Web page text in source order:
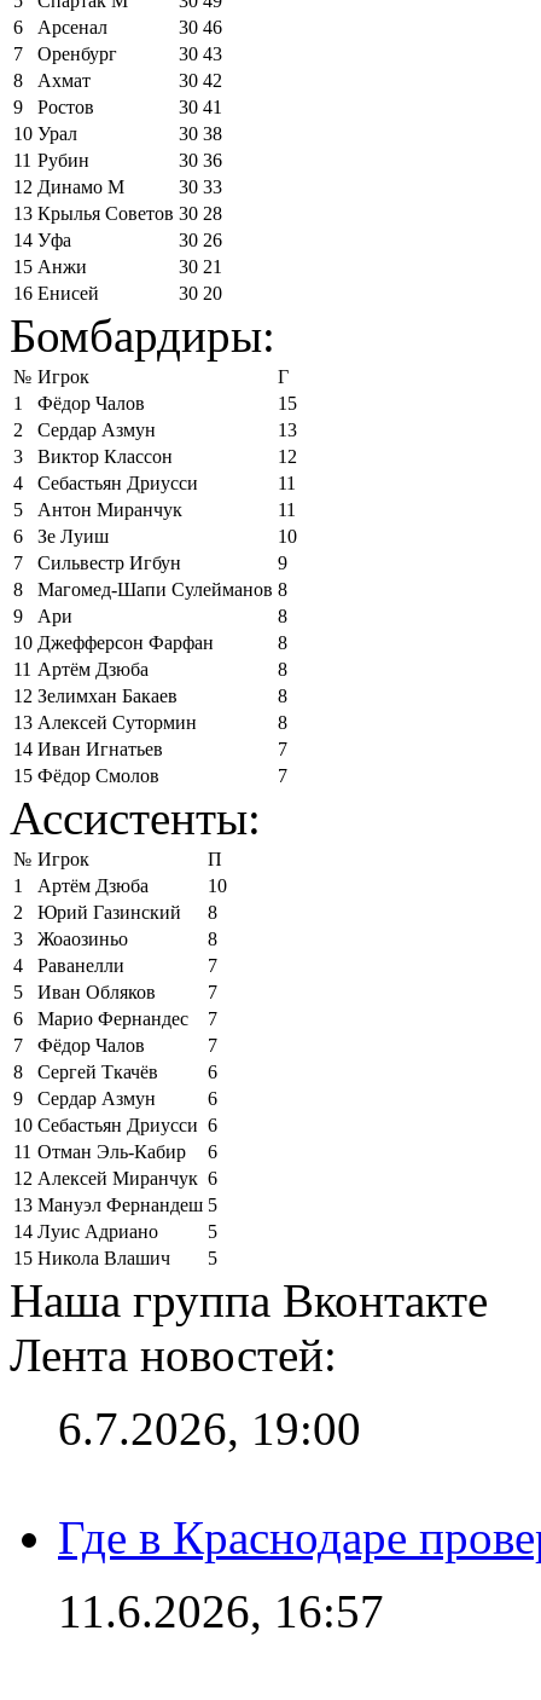
6
Арсенал 30 46
7
Оренбург 30 43
8
Ахмат 30 42
9
Ростов 30 41
10 Урал 30 38
11 Рубин 30 36
12 Динамо М 30 33
13 Крылья Советов 30 28
14 Уфа 30 26
15 Анжи 30 21
16 Енисей 30 20
Бомбардиры:
№ Игрок
Г
1
Фёдор Чалов
15
2
Сердар Азмун
13
3
Виктор Классон
12
4
Себастьян Дриусси
11
5
Антон Миранчук
11
6
Зе Луиш
10
7
Сильвестр Игбун
9
8
Магомед-Шапи Сулейманов 8
9
Ари
8
10 Джефферсон Фарфан
8
11 Артём Дзюба
8
12 Зелимхан Бакаев
8
13 Алексей Сутормин
8
14 Иван Игнатьев
7
15 Фёдор Смолов 7
Ассистенты:
№ Игрок
П
1
Артём Дзюба
10
2
Юрий Газинский
8
3
Жоаозиньо
8
4
Раванелли
7
5
Иван Обляков
7
6
Марио Фернандес
7
7
Фёдор Чалов
7
8
Сергей Ткачёв
6
9
Сердар Азмун
6
10 Себастьян Дриусси 6
11 Отман Эль-Кабир
6
12 Алексей Миранчук 6
13 Мануэл Фернандеш 5
14 Луис Адриано
5
15 Никола Влашич 5
Наша группа Вконтакте
Лента новостей:
6.7.2026, 19:00
Где в Краснодаре
11.6.2026, 16:57